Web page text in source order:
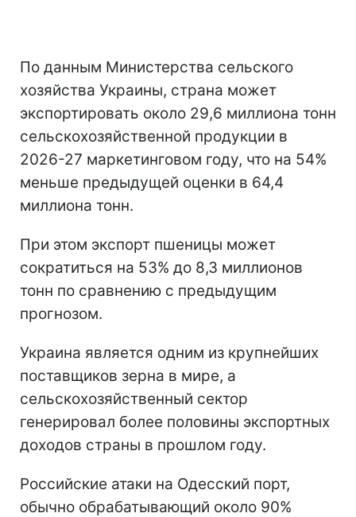
По данным Министерства сельского
хозяйства Украины, страна может
экспортировать около 29,6 миллиона тонн
сельскохозяйственной продукции в
2026-27 маркетинговом году, что на 54%
меньше предыдущей оценки в 64,4
миллиона тонн.
При этом экспорт пшеницы может
сократиться на 53% до 8,3 миллионов
тонн по сравнению с предыдущим
прогнозом.
Украина является одним из крупнейших
поставщиков зерна в мире, а
сельскохозяйственный сектор
генерировал более половины экспортных
доходов страны в прошлом году.
Российские атаки на Одесский порт,
обычно обрабатывающий около 90%